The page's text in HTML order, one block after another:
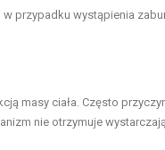
przypadku wystąpienia
masy ciała. Często
nie otrzymuje